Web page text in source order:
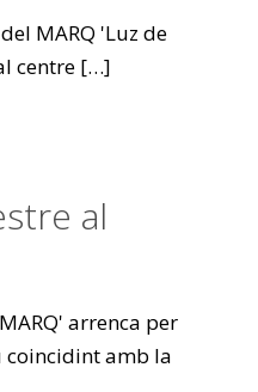
MARQ 'Luz de
centre […]
al
arrenca per
coincidint amb la